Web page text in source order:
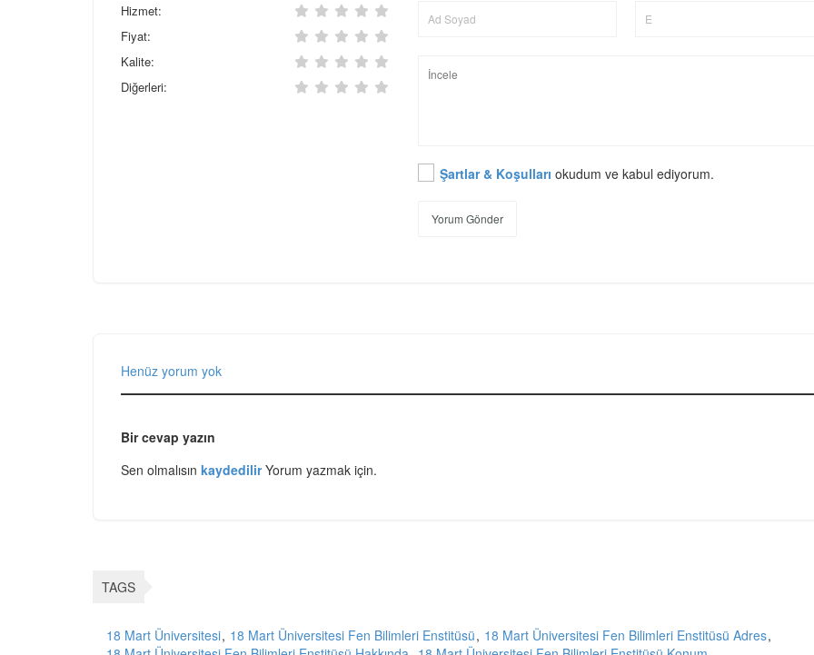
Hizmet:
Fiyat:
Kalite:
Diğerleri:
Şartlar & Koşullarıokudum ve kabul ediyorum.
Yorum Gönder
Henüz yorum yok
Bir cevap yazın
Sen olmalısın kaydedilirYorum yazmak için.
TAGS
18 Mart Üniversitesi 18 Mart Üniversitesi Fen Bilimleri Enstitüsü 18 Mart Üniversitesi Fen Bilimleri Enstitüsü Adres